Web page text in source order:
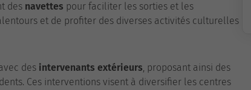
des navettes pour faciliter les sorties et les
et de profiter des diverses activités culturelles
des intervenants extérieurs, proposant ainsi des
Ces interventions visent à diversifier les centres